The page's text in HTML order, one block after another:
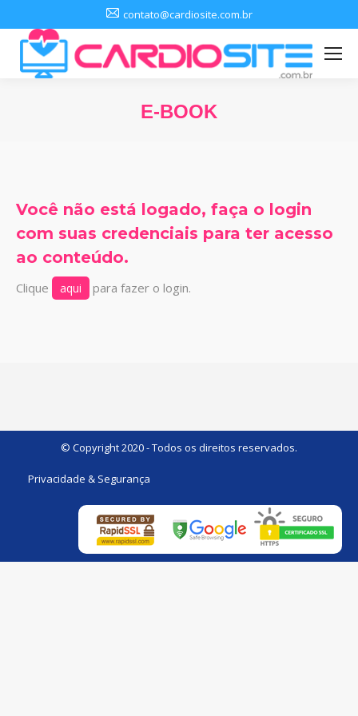
contato@cardiosite.com.br
E-BOOK
Você não está logado, faça o login
com suas credenciais para ter acesso
ao conteúdo.
Clique aqui para fazer o login.
© Copyright 2020 - Todos os direitos reservados.
Privacidade & Segurança